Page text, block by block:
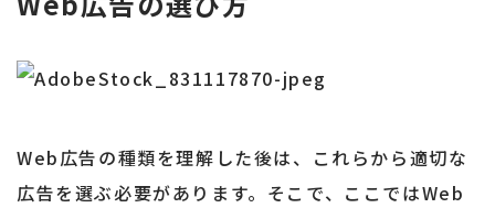
Web広告の種類を理解した後は、これらから適切な
広告を選ぶ必要があります。そこで、ここではWeb